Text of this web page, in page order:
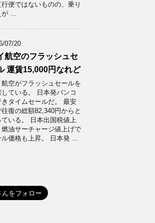
便ではないものの、乗り
が ...
07/20
航空のフラッシュセ
運賃15,000円なれど
航空がフラッシュセールを
している。 日本発バンコ
きタイムセールだ。 最安
復の総額82,340円からと
ている。 日本出国税値上
燃油サーチャージ値上げで
ル価格も上昇。 日本発 ...